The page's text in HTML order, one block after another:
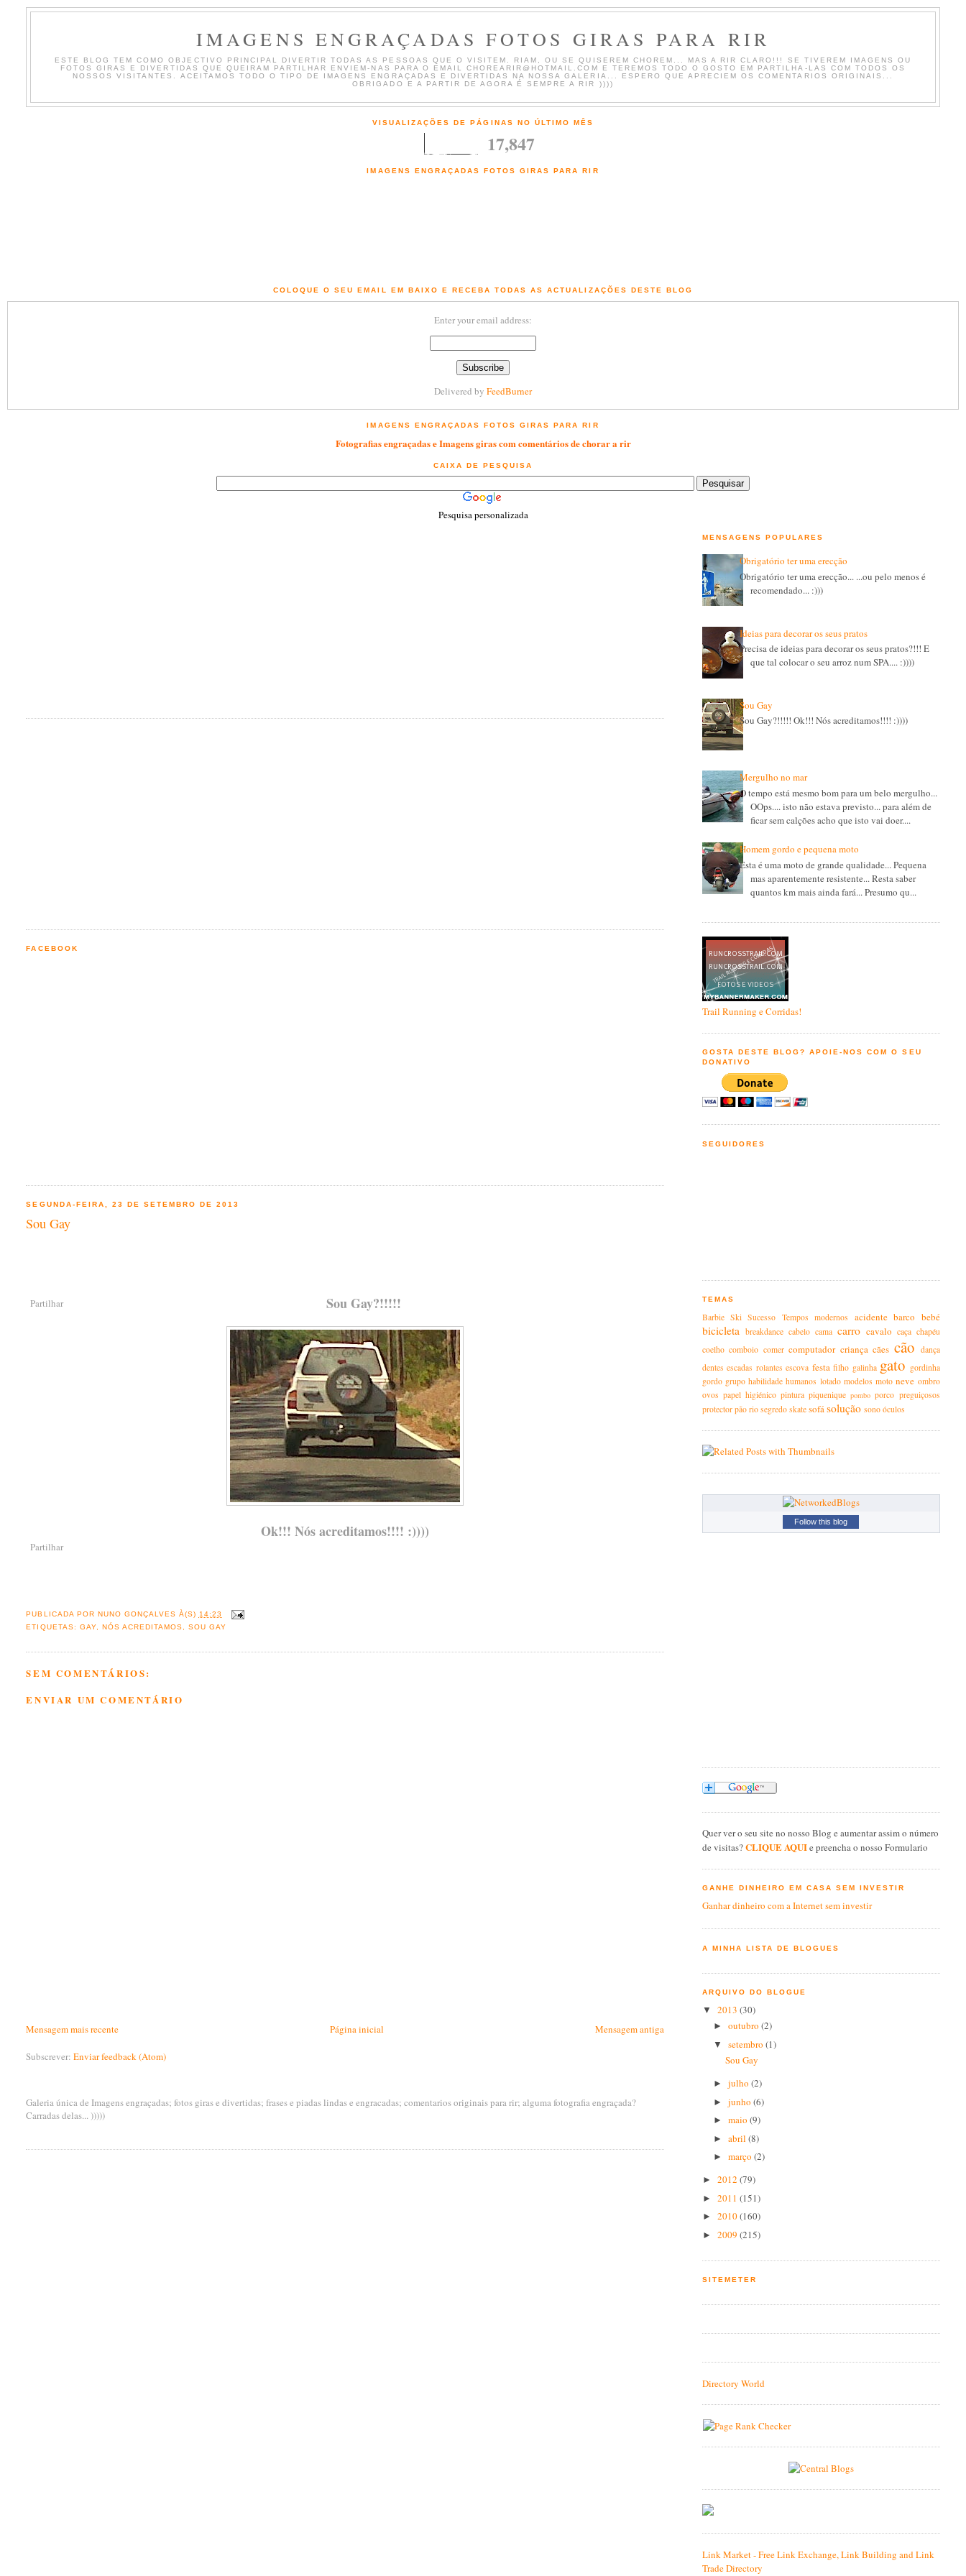
IMAGENS ENGRAÇADAS FOTOS GIRAS PARA RIR
ESTE BLOG TEM COMO OBJECTIVO PRINCIPAL DIVERTIR TODAS AS PESSOAS QUE O VISITEM. RIAM, OU SE QUISEREM CHOREM... MAS A RIR CLARO!!! SE TIVEREM IMAGENS OU
FOTOS GIRAS E DIVERTIDAS QUE QUEIRAM PARTILHAR ENVIEM-NAS PARA O EMAIL CHOREARIR@HOTMAIL.COM E TEREMOS TODO O GOSTO EM PARTILHA-LAS COM TODOS OS
NOSSOS VISITANTES. ACEITAMOS TODO O TIPO DE IMAGENS ENGRAÇADAS E DIVERTIDAS NA NOSSA GALERIA... ESPERO QUE APRECIEM OS COMENTARIOS ORIGINAIS...
OBRIGADO E A PARTIR DE AGORA É SEMPRE A RIR ))))
VISUALIZAÇÕES DE PÁGINAS NO ÚLTIMO MÊS
17,847
IMAGENS ENGRAÇADAS FOTOS GIRAS PARA RIR
COLOQUE O SEU EMAIL EM BAIXO E RECEBA TODAS AS ACTUALIZAÇÕES DESTE BLOG
Enter your email address:
Delivered by FeedBurner
IMAGENS ENGRAÇADAS FOTOS GIRAS PARA RIR
Fotografias engraçadas e Imagens giras com comentários de chorar a rir
CAIXA DE PESQUISA
Pesquisa personalizada
FACEBOOK
SEGUNDA-FEIRA, 23 DE SETEMBRO DE 2013
Sou Gay
Partilhar Sou Gay?!!!!!
Ok!!! Nós acreditamos!!!! :))))
Partilhar
PUBLICADA POR NUNO GONÇALVES À(S) 14:23
ETIQUETAS: GAY, NÓS ACREDITAMOS, SOU GAY
SEM COMENTÁRIOS:
ENVIAR UM COMENTÁRIO
Mensagem mais recente Mensagem antiga
Página inicial
Subscrever:Enviar feedback (Atom)
Galeria única de Imagens engraçadas; fotos giras e divertidas; frases e piadas lindas e engracadas; comentarios originais para rir; alguma fotografia engraçada?
Carradas delas... )))))
MENSAGENS POPULARES
Obrigatório ter uma erecção
Obrigatório ter uma erecção... ...ou pelo menos é
recomendado... :)))
Ideias para decorar os seus pratos
Precisa de ideias para decorar os seus pratos?!!! E
que tal colocar o seu arroz num SPA.... :))))
Sou Gay
Sou Gay?!!!!! Ok!!! Nós acreditamos!!!! :))))
Mergulho no mar
O tempo está mesmo bom para um belo mergulho...
OOps.... isto não estava previsto... para além de
ficar sem calções acho que isto vai doer....
Homem gordo e pequena moto
Esta é uma moto de grande qualidade... Pequena
mas aparentemente resistente... Resta saber
quantos km mais ainda fará... Presumo qu...
Trail Running e Corridas!
GOSTA DESTE BLOG? APOIE-NOS COM O SEU
DONATIVO
SEGUIDORES
TEMAS
Barbie Ski Sucesso Tempos modernos acidente barco bebé
bicicleta breakdance cabelo cama carro cavalo caça chapéu
coelho comboio comer computador criança cães cão dança
dentes escadas rolantes escova festa filho galinha gato gordinha
gordo grupo habilidade humanos lotado modelos moto neve ombro
ovos papel higiénico pintura piquenique pombo porco preguiçosos
protector pão rio segredo skate sofásolução sono óculos
Follow this blog
Quer ver o seu site no nosso Blog e aumentar assim o número
de visitas?CLIQUE AQUIe preencha o nosso Formulario
GANHE DINHEIRO EM CASA SEM INVESTIR
Ganhar dinheiro com a Internet sem investir
A MINHA LISTA DE BLOGUES
ARQUIVO DO BLOGUE
▼ 2013 (30)
►outubro(2)
▼setembro(1)
Sou Gay
►julho(2)
►junho(6)
►maio(9)
►abril(8)
►março(2)
► 2012 (79)
► 2011 (151)
► 2010(160)
► 2009 (215)
SITEMETER
Directory World
Link Market - Free Link Exchange, Link Building and Link
Trade Directory